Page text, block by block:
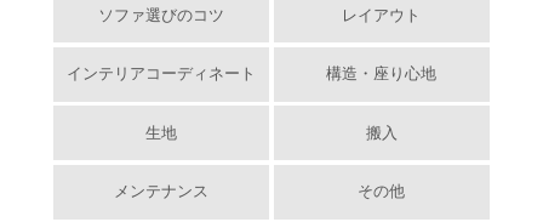
ソファ選びのコツ レイアウト
インテリアコーディネート 構造・座り心地
生地 搬入
メンテナンス その他